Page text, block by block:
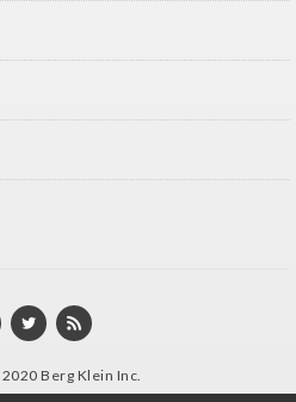
Berg Klein Inc.